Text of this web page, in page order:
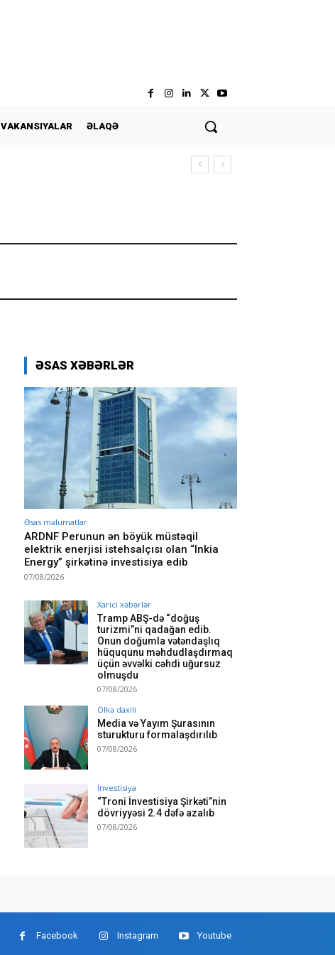
VAKANSIYALAR ƏLAQƏ
ƏSAS XƏBƏRLƏR
Əsas məlumatlar
ARDNF Perunun ən böyük müstəqil
elektrik enerjisi istehsalçısı olan “Inkia
Energy” şirkətinə investisiya edib
07/08/2026
Xarici xəbərlər
Tramp ABŞ-də “doğuş
turizmi”ni qadağan edib.
Onun doğumla vətəndaşlıq
hüququnu məhdudlaşdırmaq
üçün əvvəlki cəhdi uğursuz
olmuşdu
07/08/2026
Ölkə daxili
Media və Yayım Şurasının
sturukturu formalaşdırılıb
07/08/2026
İnvestisiya
“Troni İnvestisiya Şirkəti”nin
dövriyyəsi 2.4 dəfə azalıb
07/08/2026
Facebook Instagram Youtube